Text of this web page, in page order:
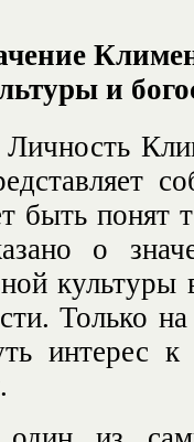
и
Личность
быть понят
о
Только
интерес